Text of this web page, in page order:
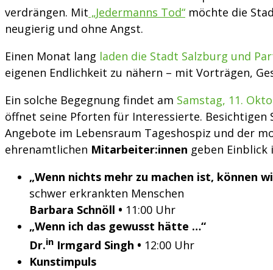
verdrängen. Mit „Jedermanns Tod“ möchte die
neugierig und ohne Angst.
Einen Monat lang laden die Stadt Salzburg und
eigenen Endlichkeit zu nähern – mit Vorträgen,
Ein solche Begegnung findet am Samstag, 11.
öffnet seine Pforten für Interessierte. Besichtigen
Angebote im Lebensraum Tageshospiz und der
ehrenamtlichen Mitarbeiter:innen geben
„Wenn nichts mehr zu machen ist, können
schwer erkrankten Menschen
Barbara Schnöll • 11:00 Uhr
„Wenn ich das gewusst hätte …“
Dr.in Irmgard Singh • 12:00 Uhr
Kunstimpuls